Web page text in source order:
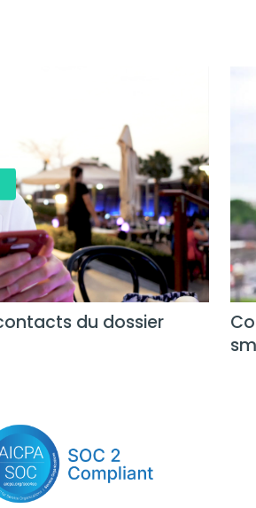
du dossier